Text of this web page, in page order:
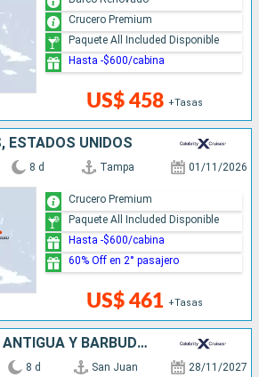
US$ 458 +Tasas
Crucero Premium
Paquete All Included Disponible
Hasta -$600/cabina
ESTADOS UNIDOS
8 d Tampa 01/11/2026
US$ 461 +Tasas
Crucero Premium
Paquete All Included Disponible
Hasta -$600/cabina
60% Off en 2° pasajero
ESTADOS UNIDOS, ANTIGUA Y BARBUDA, SANTA LUCIA, GRENADA, PUERTO RICO
8 d San Juan 28/11/2027